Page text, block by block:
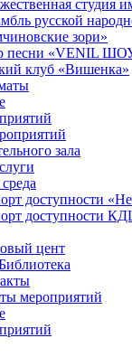
студия
русской
зори»
песни «VENIL
клуб «Вишенка»
зала
доступности
доступности
цент
мероприятий